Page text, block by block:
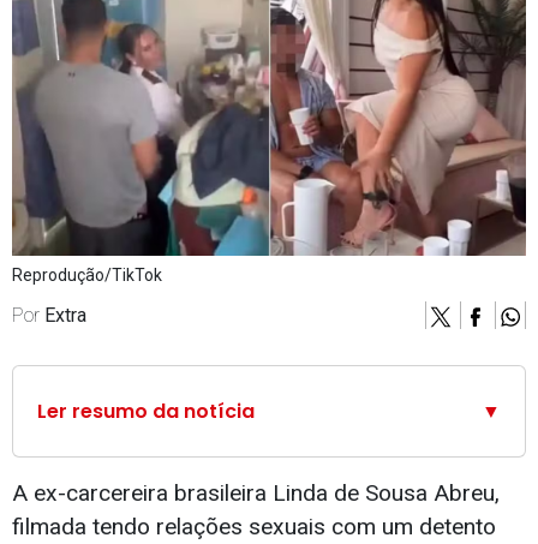
Reprodução/TikTok
Por Extra
Ler resumo da notícia ▼
A ex-carcereira brasileira Linda de Sousa Abreu,
filmada tendo relações sexuais com um detento